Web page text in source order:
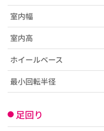
室内幅
室内高
ホイールベース
最小回転半径
足回り